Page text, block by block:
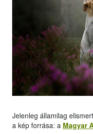
Jelenleg államilag
a kép forrása: a Magyar